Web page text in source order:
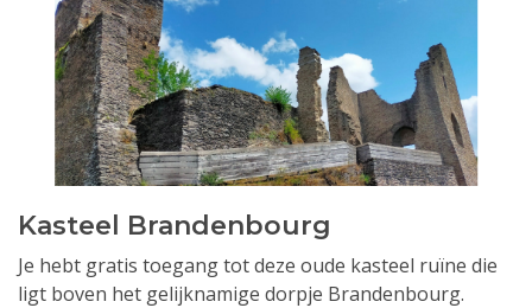
Kasteel Brandenbourg
Je hebt gratis toegang tot deze oude kasteel ruïne die
ligt boven het gelijknamige dorpje Brandenbourg.